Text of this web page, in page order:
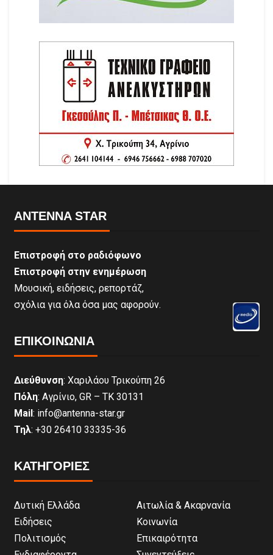
ANTENNA STAR
Επιστροφή στο ραδιόφωνο
Επιστροφή στην ενημέρωση
Μουσική, ειδήσεις, ρεπορτάζ,
σχόλια για όλα όσα μας αφορούν.
ΕΠΙΚΟΙΝΩΝΊΑ
Διεύθυνση: Χαριλάου Τρικούπη 26
Πόλη: Αγρίνιο, GR – ΤΚ 30131
Mail: info@antenna-star.gr
Τηλ: +30 26410 33335-36
ΚΑΤΗΓΟΡΙΕΣ
Δυτική Ελλάδα
Αιτωλία & Ακαρνανία
Ειδήσεις
Κοινωνία
Πολιτισμός
Επικαιρότητα